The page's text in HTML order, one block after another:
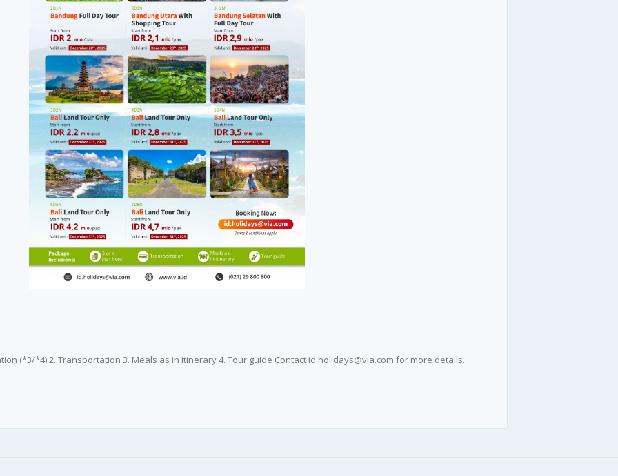
(*3/*4) 2. Transportation 3. Meals as in itinerary 4. Tour guide Contact id.holidays@via.com for more details.